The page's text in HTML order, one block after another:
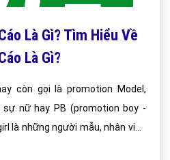
Là Gì? Tìm Hiểu Về
Là Gì?
còn gọi là promotion Model,
sự nữ hay PB (promotion boy -
là những người mẫu, nhân viên